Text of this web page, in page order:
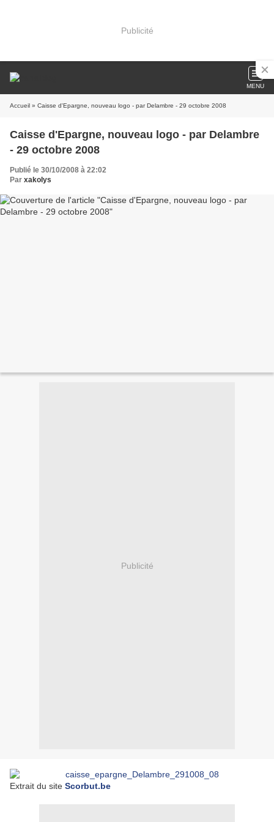
Publicité
MENU
Accueil » Caisse d'Epargne, nouveau logo - par Delambre - 29 octobre 2008
Caisse d'Epargne, nouveau logo - par Delambre
- 29 octobre 2008
Publié le 30/10/2008 à 22:02
Par xakolys
Publicité
Extrait du site Scorbut.be